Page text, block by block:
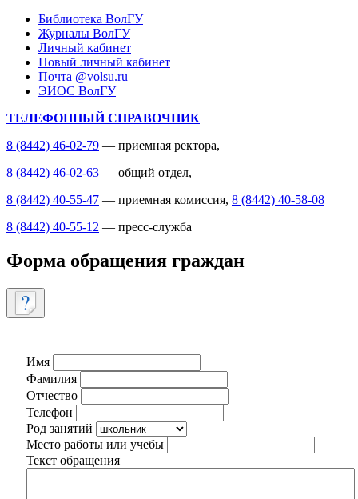
Библиотека ВолГУ
Журналы ВолГУ
Личный кабинет
Новый личный кабинет
Почта @volsu.ru
ЭИОС ВолГУ
ТЕЛЕФОННЫЙ СПРАВОЧНИК
8 (8442) 46-02-79 — приемная ректора,
8 (8442) 46-02-63 — общий отдел,
8 (8442) 40-55-47 — приемная комиссия, 8 (8442) 40-58-08
8 (8442) 40-55-12 — пресс-служба
Форма обращения граждан
Имя
Фамилия
Отчество
Телефон
Род занятий
Место работы или учебы
Текст обращения